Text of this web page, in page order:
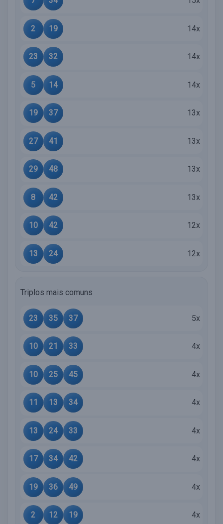
2 19 14x
23 32 14x
5 14 14x
19 37 13x
27 41 13x
29 48 13x
8 42 13x
10 42 12x
13 24 12x
Triplos mais comuns
23 35 37 5x
10 21 33 4x
10 25 45 4x
11 13 34 4x
13 24 33 4x
17 34 42 4x
19 36 49 4x
2 12 19 4x